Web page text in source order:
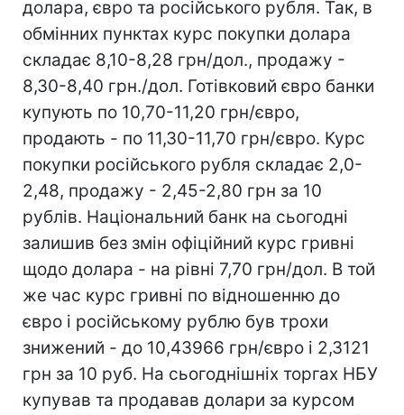
долара, євро та російського рубля. Так, в
обмінних пунктах курс покупки долара
складає 8,10-8,28 грн/дол., продажу -
8,30-8,40 грн./дол. Готівковий євро банки
купують по 10,70-11,20 грн/євро,
продають - по 11,30-11,70 грн/євро. Курс
покупки російського рубля складає 2,0-
2,48, продажу - 2,45-2,80 грн за 10
рублів. Національний банк на сьогодні
залишив без змін офіційний курс гривні
щодо долара - на рівні 7,70 грн/дол. В той
же час курс гривні по відношенню до
євро і російському рублю був трохи
знижений - до 10,43966 грн/євро і 2,3121
грн за 10 руб. На сьогоднішніх торгах НБУ
купував та продавав долари за курсом